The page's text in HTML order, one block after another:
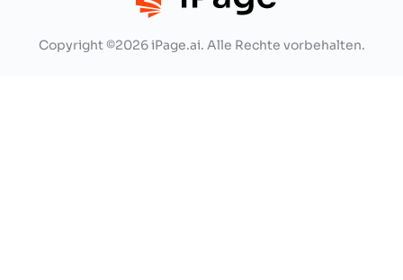
Copyright ©2026 iPage.ai. Alle Rechte vorbehalten.